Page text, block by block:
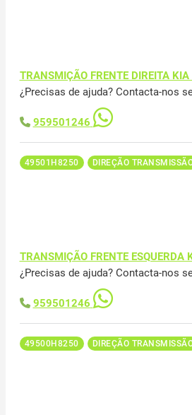
TRANSMIÇÃO FRENTE DIREITA
¿Precisas de ajuda? Contacta-nos
959501246
49501H8250 DIREÇÃO
TRANSMIÇÃO FRENTE ESQUERDA
¿Precisas de ajuda? Contacta-nos
959501246
49500H8250 DIREÇÃO